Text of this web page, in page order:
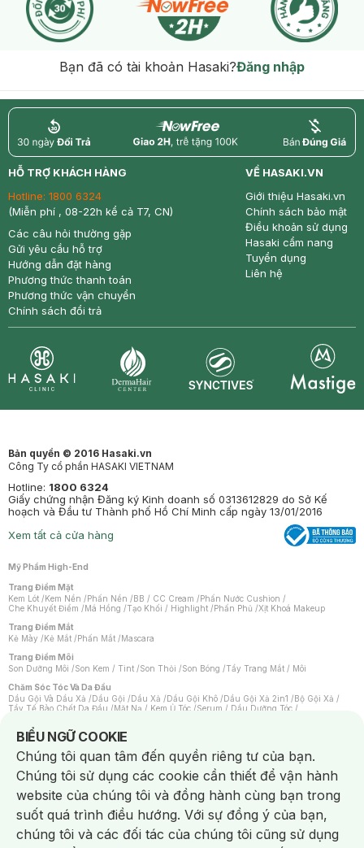
Bạn đã có tài khoản Hasaki?Đăng nhập
return nowfree price
HỖ TRỢ KHÁCH HÀNG
Hotline: 1800 6324
(Miễn phí , 08-22h kể cả T7, CN)
Các câu hỏi thường gặp
Gửi yêu cầu hỗ trợ
Hướng dẫn đặt hàng
Phương thức thanh toán
Phương thức vận chuyển
Chính sách đổi trả
VỀ HASAKI.VN
Giới thiệu Hasaki.vn
Chính sách bảo mật
Điều khoản sử dụng
Hasaki cẩm nang
Tuyển dụng
Liên hệ
Bản quyền © 2016 Hasaki.vn
Công Ty cổ phần HASAKI VIETNAM
Hotline: 1800 6324
Giấy chứng nhận Đăng ký Kinh doanh số 0313612829 do Sở Kế
hoạch và Đầu tư Thành phố Hồ Chí Minh cấp ngày 13/01/2016
Xem tất cả cửa hàng
Mỹ Phẩm High-End
Trang Điểm Mặt
Kem Lót /Kem Nền /Phấn Nền /BB / CC Cream /Phấn Nước Cushion /
Che Khuyết Điểm /Má Hồng /Tạo Khối / Highlight /Phấn Phủ /Xịt Khoá Makeup
Trang Điểm Mắt
Kẻ Mày /Kẻ Mắt /Phấn Mắt /Mascara
Trang Điểm Môi
Son Dưỡng Môi /Son Kem / Tint /Son Thỏi /Son Bóng /Tẩy Trang Mắt / Môi
Chăm Sóc Tóc Và Da Đầu
Dầu Gội Và Dầu Xả /Dầu Gội /Dầu Xả /Dầu Gội Khô /Dầu Gội Xả 2in1 /Bộ Gội Xả /
Tẩy Tế Bào Chết Da Đầu /Mặt Nạ / Kem Ủ Tóc /Serum / Dầu Dưỡng Tóc /
Máy Sấy Tóc
Lược
Kem Tẩy Lông/Dụng Cụ Tẩy Lông
Nước Hoa
Nước Hoa Nam Nước Hoa Cao Cấp Xịt Thơm Toàn Thân
Nước Hoa Vùng Kín
Chăm Sóc Cá Nhân
Chống Muỗi
Khẩu Trang Máy Massage Mặt Nạ Xông Hơi/Nước Rửa Tay
Sản Phẩm Chăm Sóc Khác/ Bàn Chải Đánh Răng /Bàn Chải Điện/
BIỂU NGỮ COOKIE
Notice about cookies usage
Chúng tôi quan tâm đến quyền riêng tư của bạn.
Chúng tôi sử dụng các cookie cần thiết để vận hành
website của chúng tôi và đồng hành cùng bạn trong
suốt quá trình điều hướng. Với sự đồng ý của bạn,
chúng tôi và các đối tác của chúng tôi cũng sử dụng